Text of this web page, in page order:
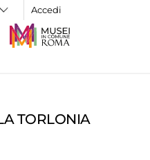
Accedi
TORLONIA